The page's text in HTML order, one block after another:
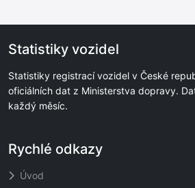
Statistiky vozidel
Statistiky registrací vozidel v České
oficiálních dat z Ministerstva dopravy.
každý měsíc.
Rychlé odkazy
Úvod